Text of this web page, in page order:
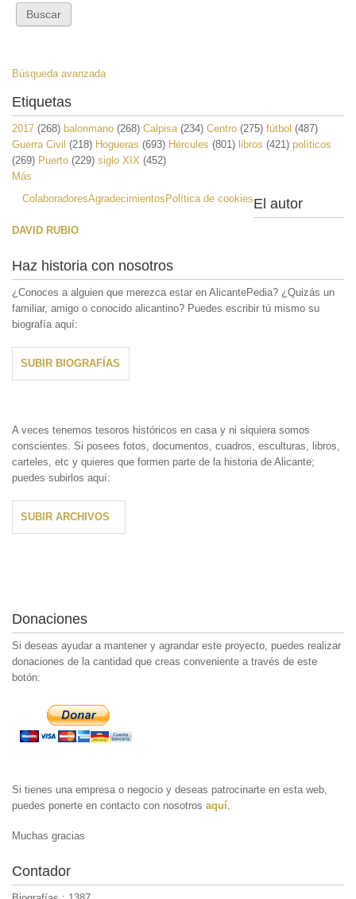
Búsqueda avanzada
Etiquetas
2017 (268) balonmano (268) Calpisa (234) Centro (275) fútbol (487)
Guerra Civil (218) Hogueras (693) Hércules (801) libros (421) políticos
(269) Puerto (229) siglo XIX (452)
Más
ColaboradoresAgradecimientos Política de cookiesEl autor
DAVID RUBIO
Haz historia con nosotros
¿Conoces a alguien que merezca estar en AlicantePedia? ¿Quizás un
familiar, amigo o conocido alicantino? Puedes escribir tú mismo su
biografía aquí:
SUBIR BIOGRAFÍAS
A veces tenemos tesoros históricos en casa y ni siquiera somos
conscientes. Si posees fotos, documentos, cuadros, esculturas, libros,
carteles, etc y quieres que formen parte de la historia de Alicante;
puedes subirlos aquí:
SUBIR ARCHIVOS
Donaciones
Si deseas ayudar a mantener y agrandar este proyecto, puedes realizar
donaciones de la cantidad que creas conveniente a través de este
botón:
Si tienes una empresa o negocio y deseas patrocinarte en esta web,
puedes ponerte en contacto con nosotros aquí
Muchas gracias
Contador